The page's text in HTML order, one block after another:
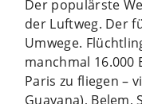
Der populärste
der Luftweg. Der
Umwege.
manchmal 16.000
Paris zu fliegen –
Guayana), Belem,